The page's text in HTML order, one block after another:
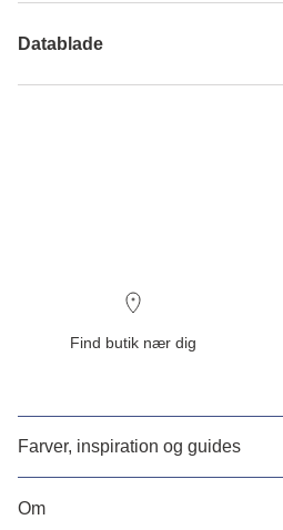
Datablade
Find butik nær dig
Farver, inspiration og guides
Om